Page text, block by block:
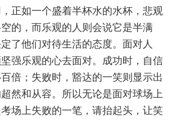
正如一个盛着半杯水的水杯，悲观
的，而乐观的人则会说它是半满
了他们对待生活的态度。面对人
强乐观的心去面对。成功时，自信
倍；失败时，豁达的一笑则显示出
然和从容。所以无论是面对球场上
场上失败的一笔，请抬起头，让笑